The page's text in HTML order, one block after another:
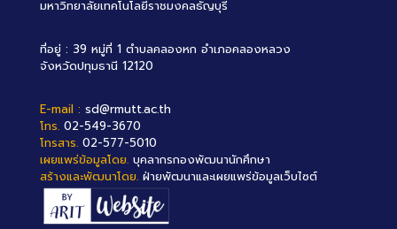
มหาวิทยาลัยเทคโนโลยีราชมงคลธัญบุรี
ที่อยู่ : 39 หมู่ที่ 1 ตำบลคลองหก อำเภอคลองหลวง
จังหวัดปทุมธานี 12120
E-mail : sd@rmutt.ac.th
โทร. 02-549-3670
โทรสาร. 02-577-5010
เผยแพร่ข้อมูลโดย. บุคลากรกองพัฒนานักศึกษา
สร้างและพัฒนาโดย. ฝ่ายพัฒนาและเผยแพร่ข้อมูลเว็บไซต์